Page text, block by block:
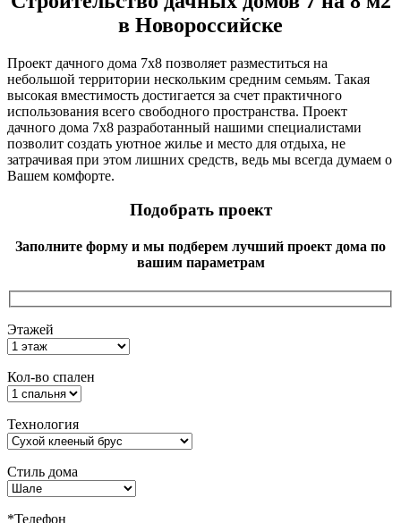
в Новороссийске
Проект дачного дома 7х8 позволяет разместиться на
небольшой территории нескольким средним семьям. Такая
высокая вместимость достигается за счет практичного
использования всего свободного пространства. Проект
дачного дома 7х8 разработанный нашими специалистами
позволит создать уютное жилье и место для отдыха, не
затрачивая при этом лишних средств, ведь мы всегда думаем о
Вашем комфорте.
Подобрать проект
Заполните форму и мы подберем лучший проект дома по
вашим параметрам
Этажей
Кол-во спален
Технология
Стиль дома
*Телефон